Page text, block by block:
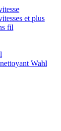
et plus
fil
Wahl